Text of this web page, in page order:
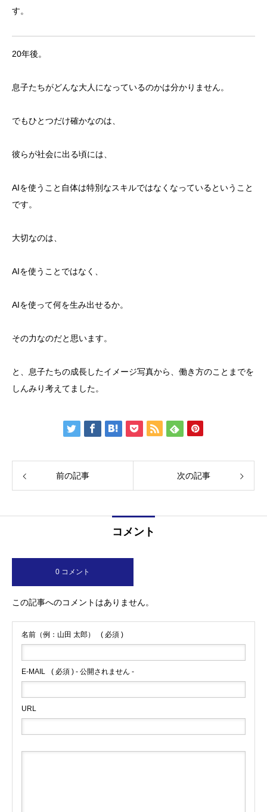
す。
20年後。
息子たちがどんな大人になっているのかは分かりません。
でもひとつだけ確かなのは、
彼らが社会に出る頃には、
AIを使うこと自体は特別なスキルではなくなっているということ
です。
大切なのは、
AIを使うことではなく、
AIを使って何を生み出せるか。
その力なのだと思います。
と、息子たちの成長したイメージ写真から、働き方のことまでを
しんみり考えてました。
前の記事 次の記事
コメント
0 コメント
この記事へのコメントはありません。
名前（例：山田 太郎） ( 必須 )
E-MAIL ( 必須 ) - 公開されません -
URL